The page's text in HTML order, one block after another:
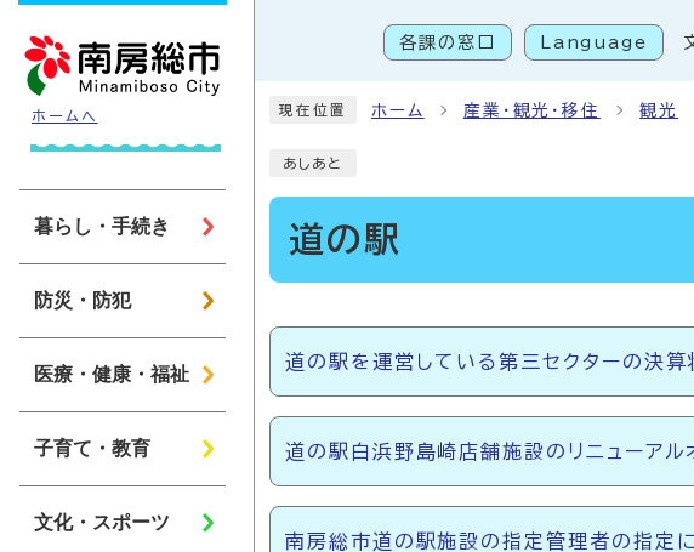
各課の窓口 Language
ホームへ
暮らし・手続き
防災・防犯
医療・健康・福祉
子育て・教育
文化・スポーツ
現在位置 ホーム 産業・観光・移住 観光
あしあと
道の駅
メインメニュー
道の駅を運営している第三セクターの決算
道の駅白浜野島崎店舗施設のリニューアル
南房総市道の駅施設の指定管理者の指定